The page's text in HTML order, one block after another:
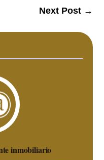
Next Post→
inmobiliario